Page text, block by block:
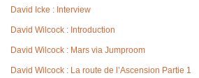
David Icke : Interview
David Wilcock : Introduction
David Wilcock : Mars via Jumproom
David Wilcock : La route de l’Ascension Partie 1